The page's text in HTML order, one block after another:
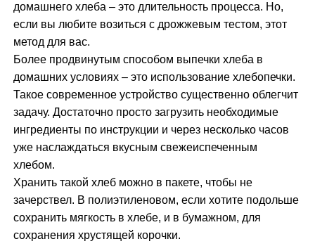
домашнего хлеба – это длительность процесса. Но,
если вы любите возиться с дрожжевым тестом, этот
метод для вас.
Более продвинутым способом выпечки хлеба в
домашних условиях – это использование хлебопечки.
Такое современное устройство существенно облегчит
задачу. Достаточно просто загрузить необходимые
ингредиенты по инструкции и через несколько часов
уже наслаждаться вкусным свежеиспеченным
хлебом.
Хранить такой хлеб можно в пакете, чтобы не
зачерствел. В полиэтиленовом, если хотите подольше
сохранить мягкость в хлебе, и в бумажном, для
сохранения хрустящей корочки.